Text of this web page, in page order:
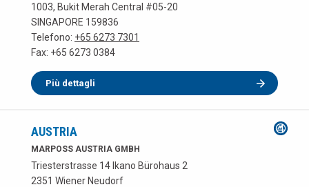
1003, Bukit Merah Central #05-20
SINGAPORE 159836
Telefono: +65 6273 7301
Fax: +65 6273 0384
Più dettagli
AUSTRIA
MARPOSS AUSTRIA GMBH
Triesterstrasse 14 Ikano Bürohaus 2
2351 Wiener Neudorf